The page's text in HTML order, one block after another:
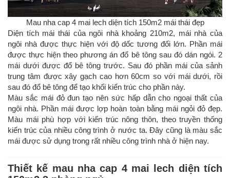
Mau nha cap 4 mai lech diện tích 150m2 mái thái đẹp
Diện tích mái thái của ngôi nhà khoảng 210m2, mái nhà của
ngôi nhà được thực hiện với độ dốc tương đối lớn. Phần mái
được thực hiện theo phương án đổ bê tông sau đó dán ngói. 2
mái dưới được đổ bê tông trước. Sau đó phần mái của sảnh
trung tâm được xây gạch cao hơn 60cm so với mái dưới, rồi
sau đó đổ bê tông để tạo khối kiến trúc cho phần này.
Màu sắc mái đỏ đun tạo nên sức hấp dẫn cho ngoại thất của
ngôi nhà. Phần mái được lợp hoàn toàn bằng mái ngỏi đỏ đẹp.
Màu mái phù hợp với kiến trúc nông thôn, theo truyền thống
kiến trúc của nhiều công trình ở nước ta. Đây cũng là màu sắc
mái được sử dụng trong rất nhiều công trình nhà ở hiện nay.
Thiết kế mau nha cap 4 mai lech diện tích